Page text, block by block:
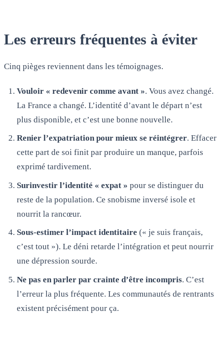
Les erreurs fréquentes à éviter
Cinq pièges reviennent dans les témoignages.
Vouloir « redevenir comme avant ». Vous avez changé.
La France a changé. L’identité d’avant le départ n’est
plus disponible, et c’est une bonne nouvelle.
Renier l’expatriation pour mieux se réintégrer. Effacer
cette part de soi finit par produire un manque, parfois
exprimé tardivement.
Surinvestir l’identité « expat » pour se distinguer du
reste de la population. Ce snobisme inversé isole et
nourrit la rancœur.
Sous-estimer l’impact identitaire (« je suis français,
c’est tout »). Le déni retarde l’intégration et peut nourrir
une dépression sourde.
Ne pas en parler par crainte d’être incompris. C’est
l’erreur la plus fréquente. Les communautés de rentrants
existent précisément pour ça.